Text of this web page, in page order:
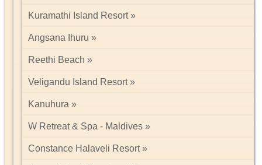
Kuramathi Island Resort
Angsana Ihuru
Reethi Beach
Veligandu Island Resort
Kanuhura
W Retreat & Spa - Maldives
Constance Halaveli Resort